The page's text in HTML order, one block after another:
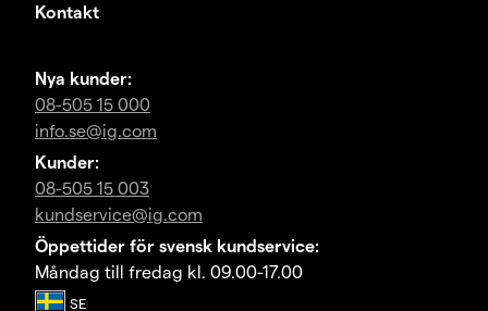
Kontakt
Nya kunder:
08-505 15 000
info.se@ig.com
Kunder:
08-505 15 003
kundservice@ig.com
Öppettider för svensk kundservice:
Måndag till fredag kl. 09.00-17.00